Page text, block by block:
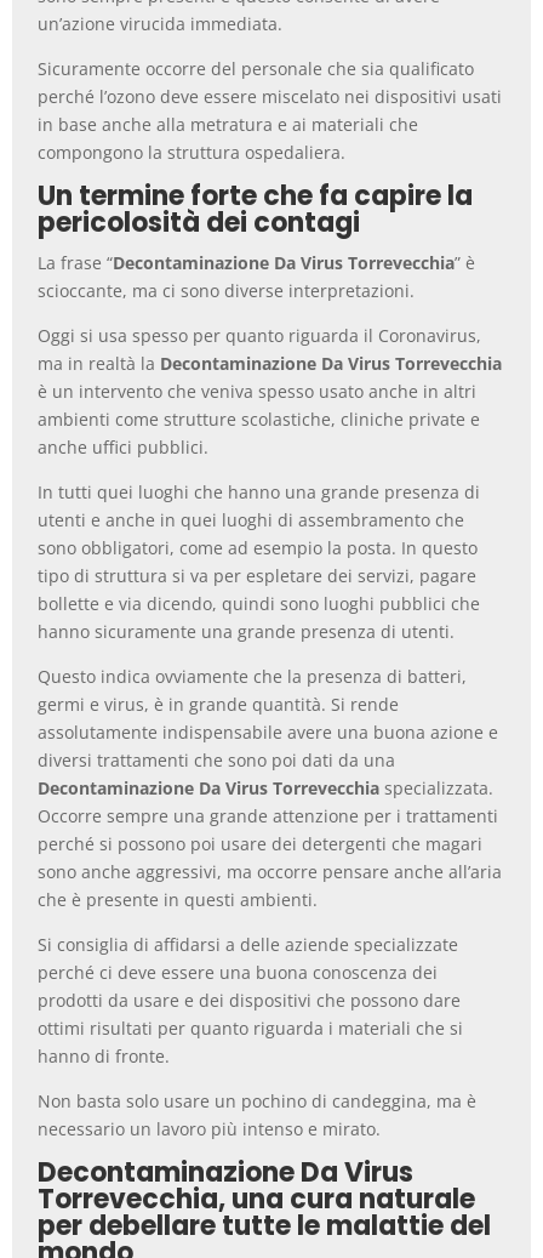
un’azione virucida immediata.
Sicuramente occorre del personale che sia qualificato
perché l’ozono deve essere miscelato nei dispositivi usati
in base anche alla metratura e ai materiali che
compongono la struttura ospedaliera.
Un termine forte che fa capire la
pericolosità dei contagi
La frase “Decontaminazione Da Virus Torrevecchia” è
scioccante, ma ci sono diverse interpretazioni.
Oggi si usa spesso per quanto riguarda il Coronavirus,
ma in realtà la Decontaminazione Da Virus Torrevecchia
è un intervento che veniva spesso usato anche in altri
ambienti come strutture scolastiche, cliniche private e
anche uffici pubblici.
In tutti quei luoghi che hanno una grande presenza di
utenti e anche in quei luoghi di assembramento che
sono obbligatori, come ad esempio la posta. In questo
tipo di struttura si va per espletare dei servizi, pagare
bollette e via dicendo, quindi sono luoghi pubblici che
hanno sicuramente una grande presenza di utenti.
Questo indica ovviamente che la presenza di batteri,
germi e virus, è in grande quantità. Si rende
assolutamente indispensabile avere una buona azione e
diversi trattamenti che sono poi dati da una
Decontaminazione Da Virus Torrevecchia specializzata.
Occorre sempre una grande attenzione per i trattamenti
perché si possono poi usare dei detergenti che magari
sono anche aggressivi, ma occorre pensare anche all’aria
che è presente in questi ambienti.
Si consiglia di affidarsi a delle aziende specializzate
perché ci deve essere una buona conoscenza dei
prodotti da usare e dei dispositivi che possono dare
ottimi risultati per quanto riguarda i materiali che si
hanno di fronte.
Non basta solo usare un pochino di candeggina, ma è
necessario un lavoro più intenso e mirato.
Decontaminazione Da Virus
Torrevecchia, una cura naturale
per debellare tutte le malattie del